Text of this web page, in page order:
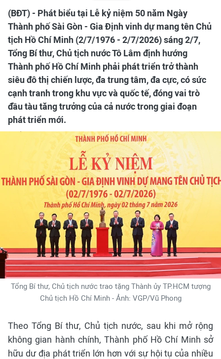
(BĐT) - Phát biểu tại Lễ kỷ niệm 50 năm Ngày
Thành phố Sài Gòn - Gia Định vinh dự mang tên Chủ
tịch Hồ Chí Minh (2/7/1976 - 2/7/2026) sáng 2/7,
Tổng Bí thư, Chủ tịch nước Tô Lâm định hướng
Thành phố Hồ Chí Minh phải phát triển trở thành
siêu đô thị chiến lược, đa trung tâm, đa cực, có sức
cạnh tranh trong khu vực và quốc tế, đóng vai trò
đầu tàu tăng trưởng của cả nước trong giai đoạn
phát triển mới.
Tổng Bí thư, Chủ tịch nước trao tặng Thành ủy TP.HCM tượng
Chủ tịch Hồ Chí Minh - Ảnh: VGP/Vũ Phong
Theo Tổng Bí thư, Chủ tịch nước, sau khi mở rộng
không gian hành chính, Thành phố Hồ Chí Minh sở
hữu dư địa phát triển lớn hơn với sự hội tụ của nhiều